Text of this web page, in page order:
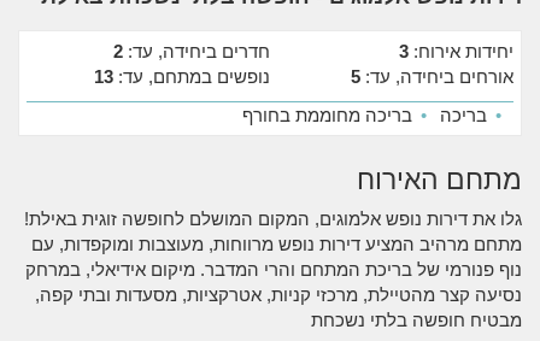
יחידות אירוח: 3 חדרים ביחידה, עד: 2
אורחים ביחידה, עד: 5 נופשים במתחם, עד: 13
• בריכה • בריכה מחוממת בחורף
מתחם האירוח
גלו את דירות נופש אלמוגים, המקום המושלם לחופשה זוגית באילת!
מתחם מרהיב המציע דירות נופש מרווחות, מעוצבות ומוקפדות, עם
נוף פנורמי של בריכת המתחם והרי המדבר. מיקום אידיאלי, במרחק
נסיעה קצר מהטיילת, מרכזי קניות, אטרקציות, מסעדות ובתי קפה,
מבטיח חופשה בלתי נשכחת